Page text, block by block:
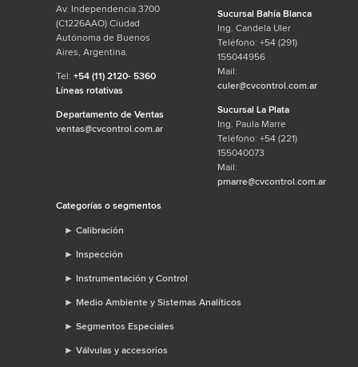
Av. Independencia 3700
(C1226AAO) Ciudad
Autónoma de Buenos
Aires, Argentina.
Tel: +54 (11) 2120- 5360
Líneas rotativas
Departamento de Ventas
ventas@cvcontrol.com.ar
Sucursal Bahía Blanca
Ing. Candela Uler
Teléfono: +54 (291)
155044956
Mail:
culer@cvcontrol.com.ar
Sucursal La Plata
Ing. Paula Marre
Teléfono: +54 (221)
155040073
Mail:
pmarre@cvcontrol.com.ar
Categorías o segmentos
► Calibración
► Inspección
► Instrumentación y Control
► Medio Ambiente y Sistemas Analíticos
► Segmentos Especiales
► Válvulas y accesorios